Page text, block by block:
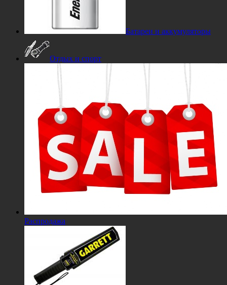
Батареи и аккумуляторы
Отдых и спорт
Распродажа